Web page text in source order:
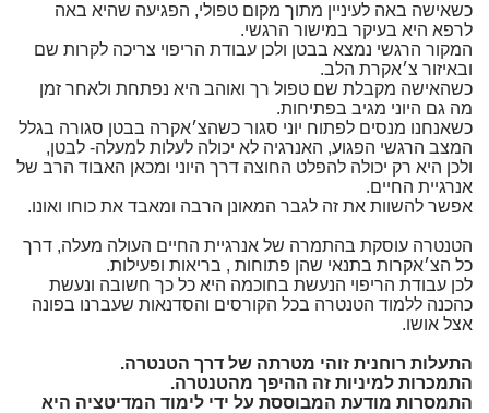
כשאישה באה לעיניין מתוך מקום טפולי, הפגיעה שהיא באה
לרפא היא בעיקר במישור הרגשי.
המקור הרגשי נמצא בבטן ולכן עבודת הריפוי צריכה לקרות שם
ובאיזור צ׳אקרת הלב.
כשהאישה מקבלת שם טפול רך ואוהב היא נפתחת ולאחר זמן
מה גם היוני מגיב בפתיחות.
כשאנחנו מנסים לפתוח יוני סגור כשהצ׳אקרה בבטן סגורה בגלל
המצב הרגשי הפגוע, האנרגיה לא יכולה לעלות למעלה- לבטן,
ולכן היא רק יכולה להפלט החוצה דרך היוני ומכאן האבוד הרב של
אנרגיית החיים.
אפשר להשוות את זה לגבר המאונן הרבה ומאבד את כוחו ואונו.
הטנטרה עוסקת בהתמרה של אנרגיית החיים העולה מעלה, דרך
כל הצ׳אקרות בתנאי שהן פתוחות , בריאות ופעילות.
לכן עבודת הריפוי הנעשת בחוכמה היא כל כך חשובה ונעשת
כהכנה ללמוד הטנטרה בכל הקורסים והסדנאות שעברנו בפונה
אצל אושו.
התעלות רוחנית זוהי מטרתה של דרך הטנטרה.
התמכרות למיניות זה ההיפך מהטנטרה.
התמסרות מודעת המבוססת על ידי לימוד המדיטציה היא